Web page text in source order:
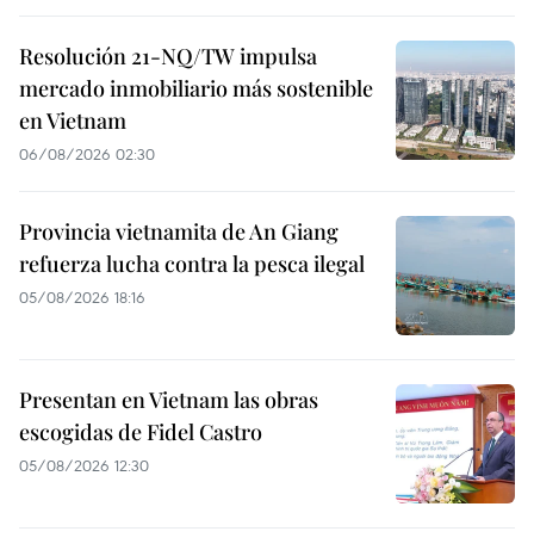
Resolución 21-NQ/TW impulsa
mercado inmobiliario más sostenible
en Vietnam
06/08/2026 02:30
Provincia vietnamita de An Giang
refuerza lucha contra la pesca ilegal
05/08/2026 18:16
Presentan en Vietnam las obras
escogidas de Fidel Castro
05/08/2026 12:30